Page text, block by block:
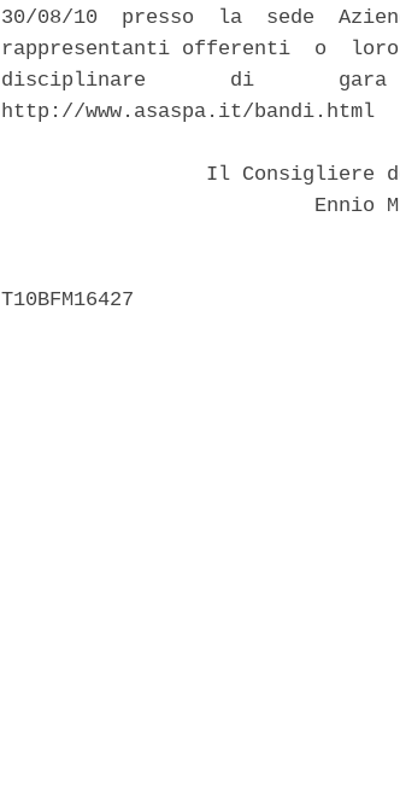
30/08/10  presso  la  sede
rappresentanti offerenti  o
disciplinare       di
http://www.asaspa.it/bandi.html
Il Consigliere
Ennio